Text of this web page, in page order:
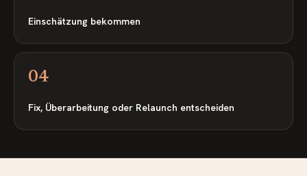
Einschätzung bekommen
04
Fix, Überarbeitung oder Relaunch entscheiden